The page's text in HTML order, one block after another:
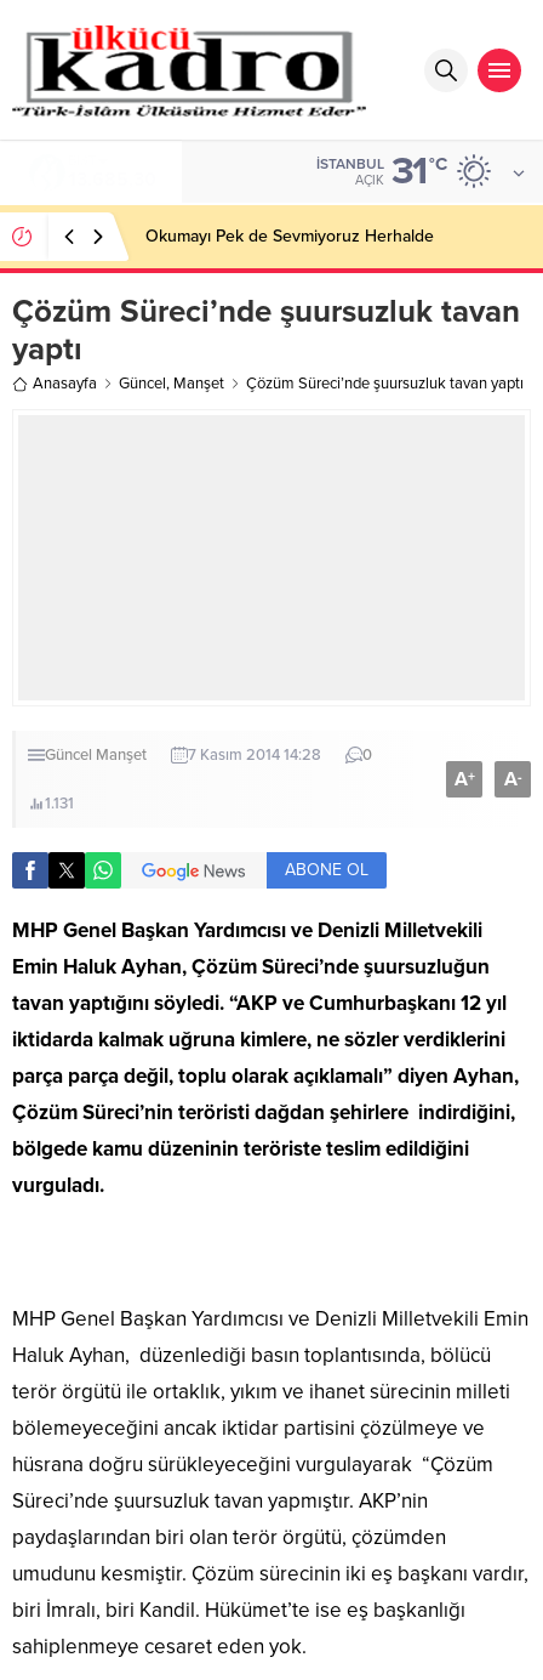
İSTANBUL
AÇIK 31°C
Okumayı Pek de Sevmiyoruz Herhalde
Çözüm Süreci’nde şuursuzluk tavan
yaptı
Anasayfa Güncel, Manşet Çözüm Süreci’nde şuursuzluk tavan yaptı
Güncel Manşet 7 Kasım 2014 14:28 0
1.131
A+ A-
ABONE OL
MHP Genel Başkan Yardımcısı ve Denizli Milletvekili
Emin Haluk Ayhan, Çözüm Süreci’nde şuursuzluğun
tavan yaptığını söyledi. “AKP ve Cumhurbaşkanı 12 yıl
iktidarda kalmak uğruna kimlere, ne sözler verdiklerini
parça parça değil, toplu olarak açıklamalı” diyen Ayhan,
Çözüm Süreci’nin teröristi dağdan şehirlere indirdiğini,
bölgede kamu düzeninin teröriste teslim edildiğini
vurguladı.
MHP Genel Başkan Yardımcısı ve Denizli Milletvekili Emin
Haluk Ayhan, düzenlediği basın toplantısında, bölücü
terör örgütü ile ortaklık, yıkım ve ihanet sürecinin milleti
bölemeyeceğini ancak iktidar partisini çözülmeye ve
hüsrana doğru sürükleyeceğini vurgulayarak “Çözüm
Süreci’nde şuursuzluk tavan yapmıştır. AKP’nin
paydaşlarından biri olan terör örgütü, çözümden
umudunu kesmiştir. Çözüm sürecinin iki eş başkanı vardır,
biri İmralı, biri Kandil. Hükümet’te ise eş başkanlığı
sahiplenmeye cesaret eden yok.